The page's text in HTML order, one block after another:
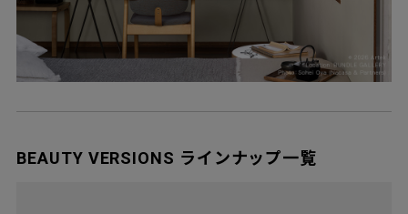
BEAUTY VERSIONS ラインナップ一覧